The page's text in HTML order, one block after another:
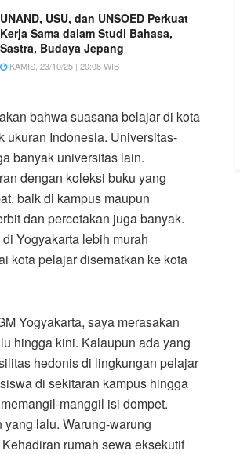
UNAND, USU, dan UNSOED Perkuat
Kerja Sama dalam Studi Bahasa,
Sastra, Budaya Jepang
KAMIS, 23/10/25 | 20:08 WIB
bahwa suasana belajar di kota
ukuran Indonesia. Universitas-
banyak universitas lain.
dengan koleksi buku yang
baik di kampus maupun
dan percetakan juga banyak.
Yogyakarta lebih murah
kota pelajar disematkan ke kota
Yogyakarta, saya merasakan
hingga kini. Kalaupun ada yang
hedonis di lingkungan pelajar
di sekitaran kampus hingga
manggil isi dompet.
lalu. Warung-warung
rumah sewa eksekutif